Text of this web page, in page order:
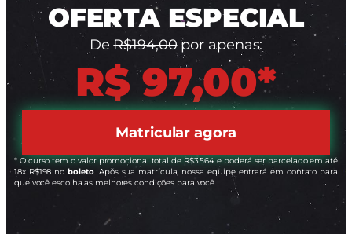
OFERTA ESPECIAL
DeR$194,00por apenas:
R$ 97,00*
Matricular agora
* O curso tem o valor promocional total de R$3.564 e poderá ser parcelado em até
18x R$198 noboleto. Após sua matrícula, nossa equipe entrará em contato para
que você escolha as melhores condições para você.